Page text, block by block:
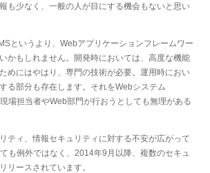
も少なく、一般の人が目にする機会もないと思い
というより、Webアプリケーションフレームワー
かもしれません。開発時においては、高度な機能
めにはやはり、専門の技術が必要。運用時におい
る部分も存在します。それをWebシステム
場担当者やWeb部門が行おうとしても無理がある
ティ、情報セキュリティに対する不安が広がって
も例外ではなく、2014年9月以降、複数のセキュ
リースされています。